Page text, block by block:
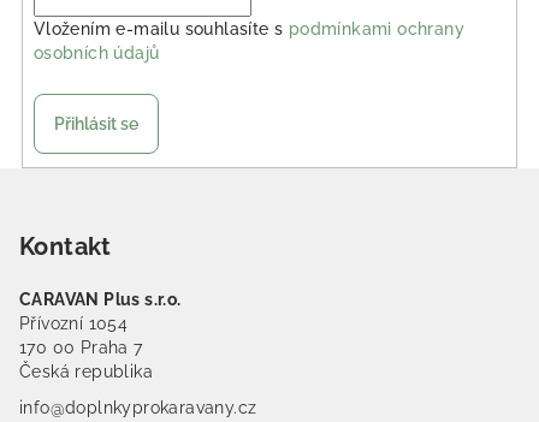
Vložením e-mailu souhlasíte s podmínkami ochrany
osobních údajů
Přihlásit se
Kontakt
CARAVAN Plus s.r.o.
Přívozní 1054
170 00 Praha 7
Česká republika
info@doplnkyprokaravany.cz